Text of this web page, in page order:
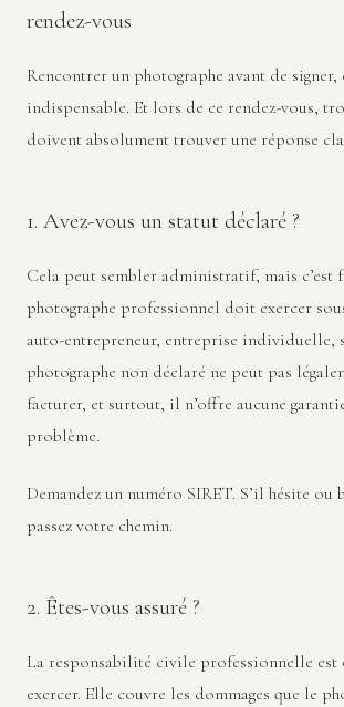
rendez-vous
Rencontrer un photographe avant de signer,
indispensable. Et lors de ce rendez-vous,
doivent absolument trouver une réponse
1. Avez-vous un statut déclaré ?
Cela peut sembler administratif, mais c’est
photographe professionnel doit exercer
auto-entrepreneur, entreprise individuelle,
photographe non déclaré ne peut pas
facturer, et surtout, il n’offre aucune
problème.
Demandez un numéro SIRET. S’il hésite ou
passez votre chemin.
2. Êtes-vous assuré ?
La responsabilité civile professionnelle
exercer. Elle couvre les dommages que le